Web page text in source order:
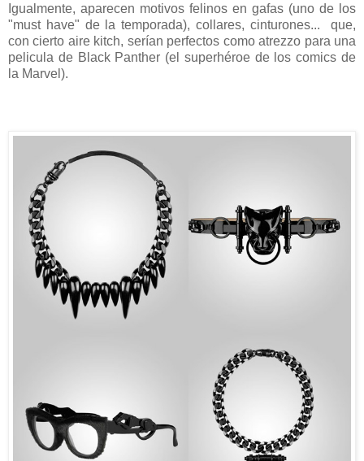
Igualmente, aparecen motivos felinos en gafas (uno de los
"must have" de la temporada), collares, cinturones... que,
con cierto aire kitch, serían perfectos como atrezzo para una
pelicula de Black Panther (el superhéroe de los comics de
la Marvel).